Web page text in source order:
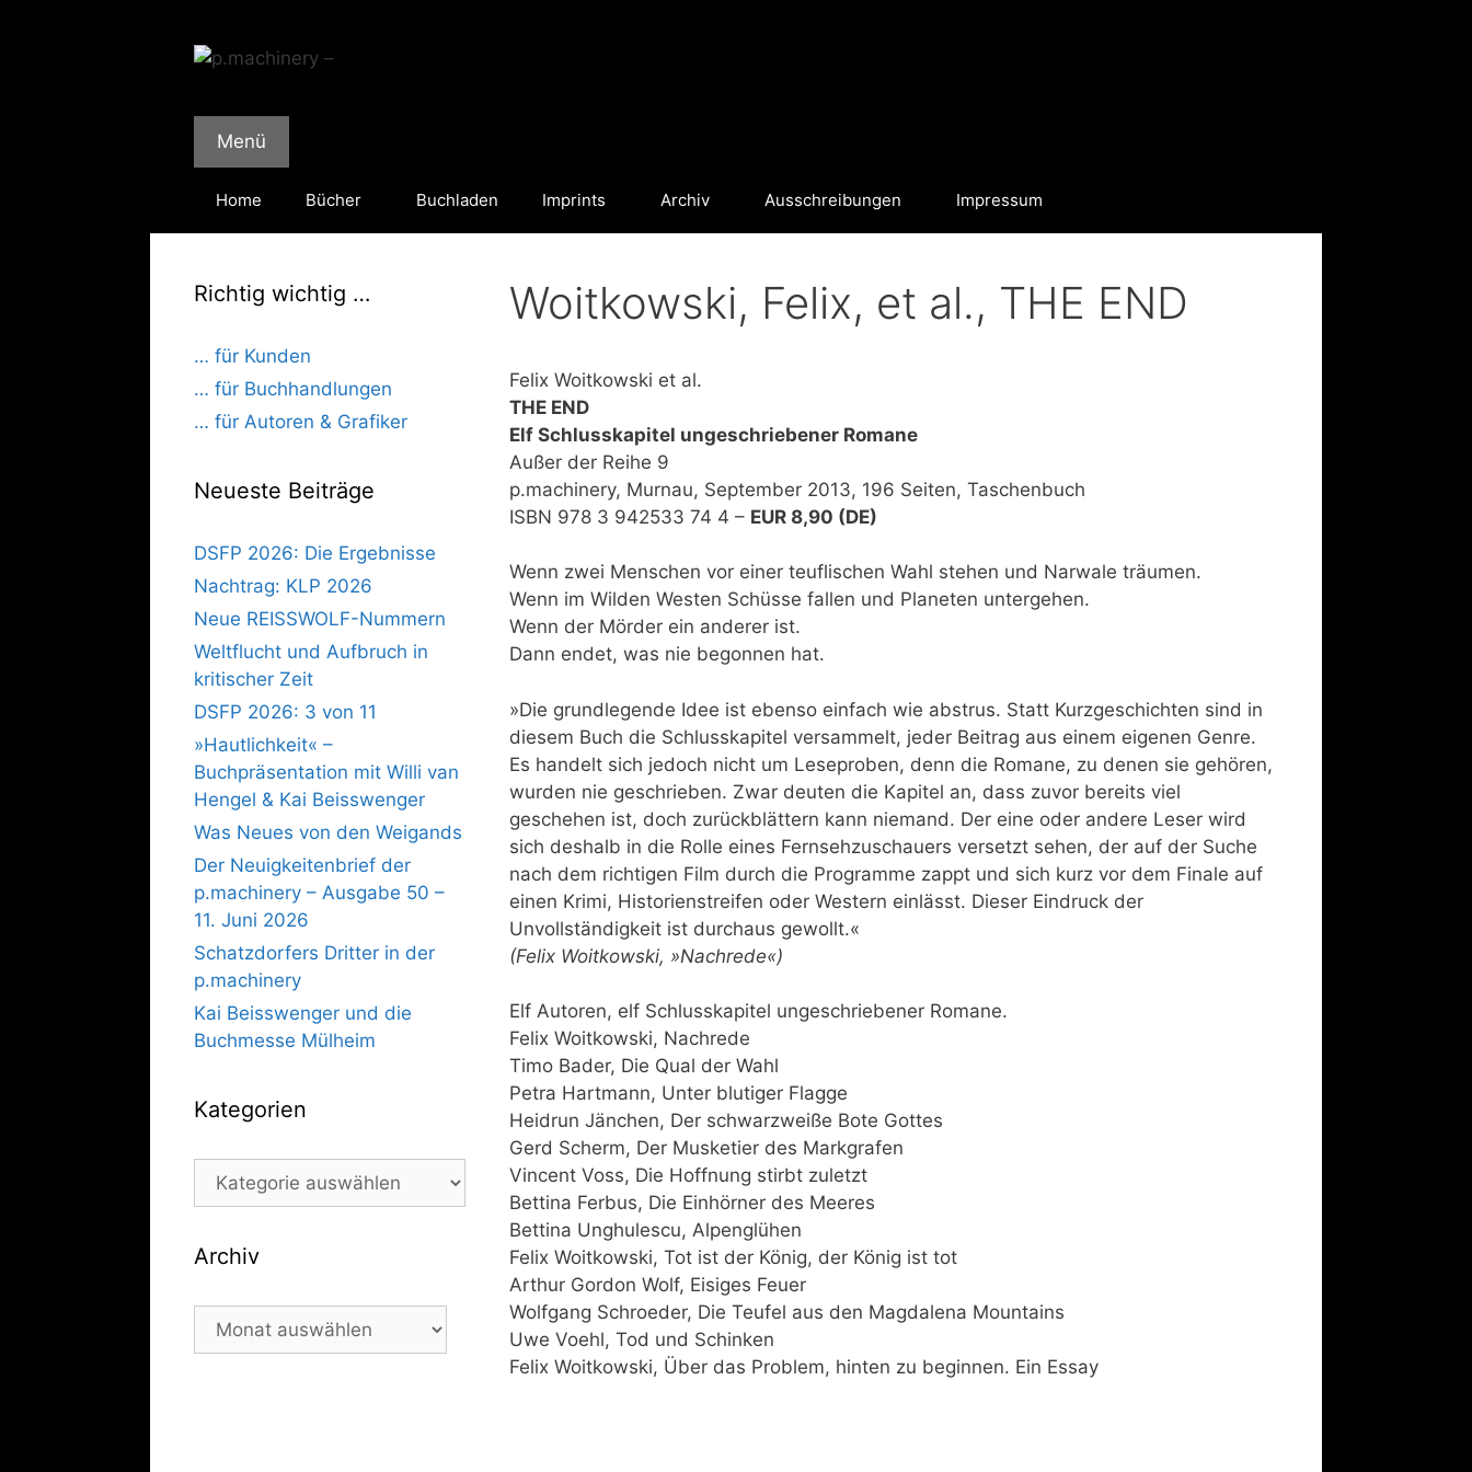
Menü
Home Bücher Buchladen Imprints Archiv Ausschreibungen Impressum
Woitkowski, Felix, et al., THE END
Felix Woitkowski et al.
THE END
Elf Schlusskapitel ungeschriebener Romane
Außer der Reihe 9
p.machinery, Murnau, September 2013, 196 Seiten, Taschenbuch
ISBN 978 3 942533 74 4 – EUR 8,90 (DE)
Wenn zwei Menschen vor einer teuflischen Wahl stehen und Narwale träumen.
Wenn im Wilden Westen Schüsse fallen und Planeten untergehen.
Wenn der Mörder ein anderer ist.
Dann endet, was nie begonnen hat.
»Die grundlegende Idee ist ebenso einfach wie abstrus. Statt Kurzgeschichten sind in
diesem Buch die Schlusskapitel versammelt, jeder Beitrag aus einem eigenen Genre.
Es handelt sich jedoch nicht um Leseproben, denn die Romane, zu denen sie gehören,
wurden nie geschrieben. Zwar deuten die Kapitel an, dass zuvor bereits viel
geschehen ist, doch zurückblättern kann niemand. Der eine oder andere Leser wird
sich deshalb in die Rolle eines Fernsehzuschauers versetzt sehen, der auf der Suche
nach dem richtigen Film durch die Programme zappt und sich kurz vor dem Finale auf
einen Krimi, Historienstreifen oder Western einlässt. Dieser Eindruck der
Unvollständigkeit ist durchaus gewollt.«
(Felix Woitkowski, »Nachrede«)
Elf Autoren, elf Schlusskapitel ungeschriebener Romane.
Felix Woitkowski, Nachrede
Timo Bader, Die Qual der Wahl
Petra Hartmann, Unter blutiger Flagge
Heidrun Jänchen, Der schwarzweiße Bote Gottes
Gerd Scherm, Der Musketier des Markgrafen
Vincent Voss, Die Hoffnung stirbt zuletzt
Bettina Ferbus, Die Einhörner des Meeres
Bettina Unghulescu, Alpenglühen
Felix Woitkowski, Tot ist der König, der König ist tot
Arthur Gordon Wolf, Eisiges Feuer
Wolfgang Schroeder, Die Teufel aus den Magdalena Mountains
Uwe Voehl, Tod und Schinken
Felix Woitkowski, Über das Problem, hinten zu beginnen. Ein Essay
Richtig wichtig …
… für Kunden
… für Buchhandlungen
… für Autoren & Grafiker
Neueste Beiträge
DSFP 2026: Die Ergebnisse
Nachtrag: KLP 2026
Neue REISSWOLF-Nummern
Weltflucht und Aufbruch in
kritischer Zeit
DSFP 2026: 3 von 11
»Hautlichkeit« –
Buchpräsentation mit Willi van
Hengel & Kai Beisswenger
Was Neues von den Weigands
Der Neuigkeitenbrief der
p.machinery – Ausgabe 50 –
11. Juni 2026
Schatzdorfers Dritter in der
p.machinery
Kai Beisswenger und die
Buchmesse Mülheim
Kategorien
Kategorien
Archiv
Archiv